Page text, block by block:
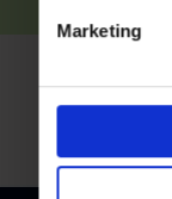
Marketing
Zurück